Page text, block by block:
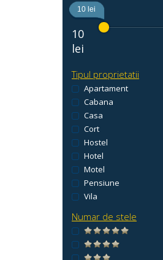
10
lei
10 lei
Tipul proprietatii
Apartament
Cabana
Casa
Cort
Hostel
Hotel
Motel
Pensiune
Vila
Numar de stele